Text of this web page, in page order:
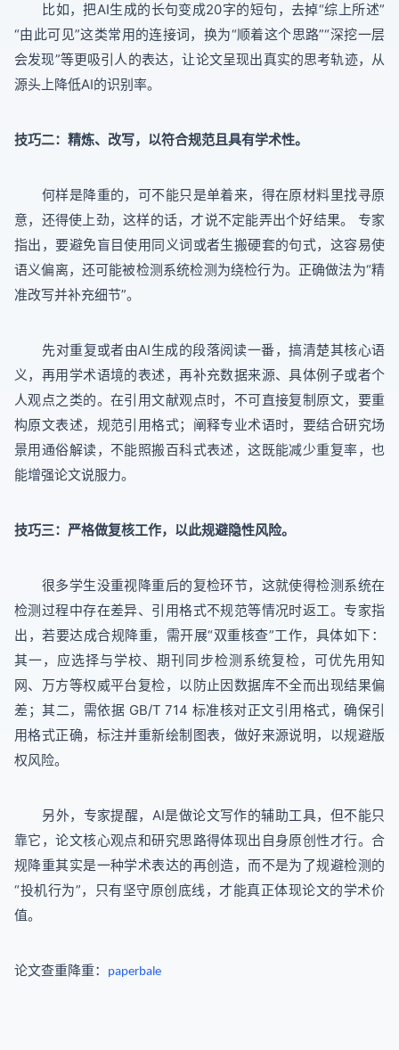
比如，把AI生成的长句变成20字的短句，去掉“综上所述”
“由此可见”这类常用的连接词，换为“顺着这个思路”“深挖一层
会发现”等更吸引人的表达，让论文呈现出真实的思考轨迹，从
源头上降低AI的识别率。
技巧二：精炼、改写，以符合规范且具有学术性。
何样是降重的，可不能只是单着来，得在原材料里找寻原
意，还得使上劲，这样的话，才说不定能弄出个好结果。 专家
指出，要避免盲目使用同义词或者生搬硬套的句式，这容易使
语义偏离，还可能被检测系统检测为绕检行为。正确做法为“精
准改写并补充细节”。
先对重复或者由AI生成的段落阅读一番，搞清楚其核心语
义，再用学术语境的表述，再补充数据来源、具体例子或者个
人观点之类的。在引用文献观点时，不可直接复制原文，要重
构原文表述，规范引用格式；阐释专业术语时，要结合研究场
景用通俗解读，不能照搬百科式表述，这既能减少重复率，也
能增强论文说服力。
技巧三：严格做复核工作，以此规避隐性风险。
很多学生没重视降重后的复检环节，这就使得检测系统在
检测过程中存在差异、引用格式不规范等情况时返工。专家指
出，若要达成合规降重，需开展“双重核查”工作，具体如下：
其一，应选择与学校、期刊同步检测系统复检，可优先用知
网、万方等权威平台复检，以防止因数据库不全而出现结果偏
差；其二，需依据 GB/T 714 标准核对正文引用格式，确保引
用格式正确，标注并重新绘制图表，做好来源说明，以规避版
权风险。
另外，专家提醒，AI是做论文写作的辅助工具，但不能只
靠它，论文核心观点和研究思路得体现出自身原创性才行。合
规降重其实是一种学术表达的再创造，而不是为了规避检测的
“投机行为”，只有坚守原创底线，才能真正体现论文的学术价
值。
论文查重降重： paperbale